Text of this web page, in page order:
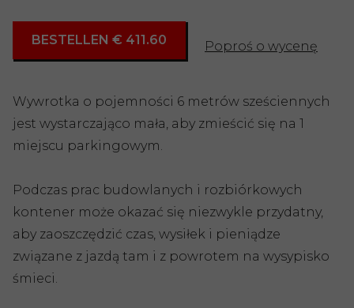
BESTELLEN € 411.60 Poproś o wycenę
Wywrotka o pojemności 6 metrów sześciennych
jest wystarczająco mała, aby zmieścić się na 1
miejscu parkingowym.
Podczas prac budowlanych i rozbiórkowych
kontener może okazać się niezwykle przydatny,
aby zaoszczędzić czas, wysiłek i pieniądze
związane z jazdą tam i z powrotem na wysypisko
śmieci.